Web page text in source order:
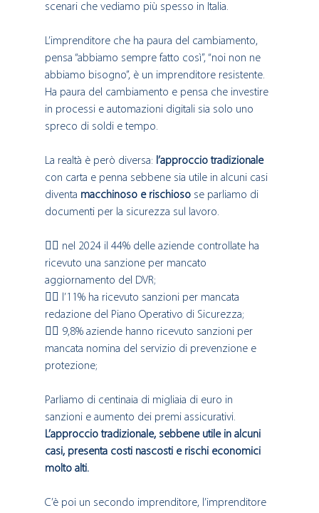
scenari che vediamo più spesso in Italia.
L’imprenditore che ha paura del cambiamento,
pensa “abbiamo sempre fatto così”, “noi non ne
abbiamo bisogno”, è un imprenditore resistente.
Ha paura del cambiamento e pensa che investire
in processi e automazioni digitali sia solo uno
spreco di soldi e tempo.
La realtà è però diversa: l’approccio tradizionale
con carta e penna sebbene sia utile in alcuni casi
diventa macchinoso e rischioso se parliamo di
documenti per la sicurezza sul lavoro.
👉🏻 nel 2024 il 44% delle aziende controllate ha
ricevuto una sanzione per mancato
aggiornamento del DVR;
👉🏻 l’11% ha ricevuto sanzioni per mancata
redazione del Piano Operativo di Sicurezza;
👉🏻 9,8% aziende hanno ricevuto sanzioni per
mancata nomina del servizio di prevenzione e
protezione;
Parliamo di centinaia di migliaia di euro in
sanzioni e aumento dei premi assicurativi.
L’approccio tradizionale, sebbene utile in alcuni
casi, presenta costi nascosti e rischi economici
molto alti.
C’è poi un secondo imprenditore, l’imprenditore